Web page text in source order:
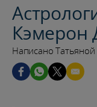
Кэмерон
Написано Татьяной